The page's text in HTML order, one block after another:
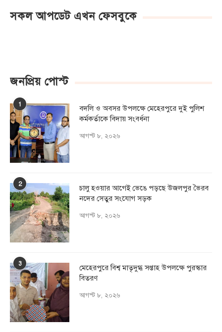
সকল আপডেট এখন ফেসবুকে
জনপ্রিয় পোস্ট
1
বদলি ও অবসর উপলক্ষে মেহেরপুরে দুই পুলিশ
কর্মকর্তাকে বিদায় সংবর্ধনা
আগস্ট ৮, ২০২৬
2
চালু হওয়ার আগেই ভেঙে পড়ছে উজলপুর ভৈরব
নদের সেতুর সংযোগ সড়ক
আগস্ট ৮, ২০২৬
3
মেহেরপুরে বিশ্ব মাতৃদুগ্ধ সপ্তাহ উপলক্ষে পুরস্কার
বিতরণ
আগস্ট ৮, ২০২৬